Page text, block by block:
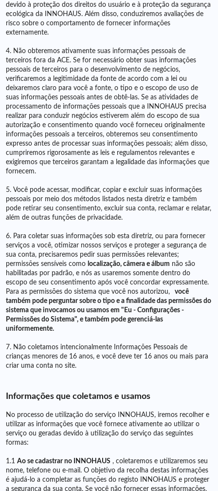
devido à proteção dos direitos do usuário e à proteção da segurança
ecológica da INNOHAUS. Além disso, conduziremos avaliações de
risco sobre o comportamento de fornecer informações
externamente.
4. Não obteremos ativamente suas informações pessoais de
terceiros fora da ACE. Se for necessário obter suas informações
pessoais de terceiros para o desenvolvimento de negócios,
verificaremos a legitimidade da fonte de acordo com a lei ou
deixaremos claro para você a fonte, o tipo e o escopo de uso de
suas informações pessoais antes de obtê-las. Se as atividades de
processamento de informações pessoais que a INNOHAUS precisa
realizar para conduzir negócios estiverem além do escopo de sua
autorização e consentimento quando você forneceu originalmente
informações pessoais a terceiros, obteremos seu consentimento
expresso antes de processar suas informações pessoais; além disso,
cumpriremos rigorosamente as leis e regulamentos relevantes e
exigiremos que terceiros garantam a legalidade das informações que
fornecem.
5. Você pode acessar, modificar, copiar e excluir suas informações
pessoais por meio dos métodos listados nesta diretriz e também
pode retirar seu consentimento, excluir sua conta, reclamar e relatar,
além de outras funções de privacidade.
6. Para coletar suas informações sob esta diretriz, ou para fornecer
serviços a você, otimizar nossos serviços e proteger a segurança de
sua conta, precisaremos pedir suas permissões relevantes;
permissões sensíveis como localização, câmera e álbum não são
habilitadas por padrão, e nós as usaremos somente dentro do
escopo de seu consentimento após você concordar expressamente.
Para as permissões do sistema que você nos autorizou,
você
também pode perguntar sobre o tipo e a finalidade das permissões do
sistema que invocamos ou usamos em "Eu - Configurações -
Permissões do Sistema", e também pode gerenciá-las
uniformemente.
7. Não coletamos intencionalmente Informações Pessoais de
crianças menores de 16 anos, e você deve ter 16 anos ou mais para
criar uma conta no site.
Informações que coletamos e usamos
No processo de utilização do serviço INNOHAUS, iremos recolher e
utilizar as informações que você fornece ativamente ao utilizar o
serviço ou geradas devido à utilização do serviço das seguintes
formas:
1.1 Ao se cadastrar no INNOHAUS , coletaremos e utilizaremos seu
nome, telefone ou e-mail. O objetivo da recolha destas informações
é ajudá-lo a completar as funções do registo INNOHAUS e proteger
a segurança da sua conta. Se você não fornecer essas informações,